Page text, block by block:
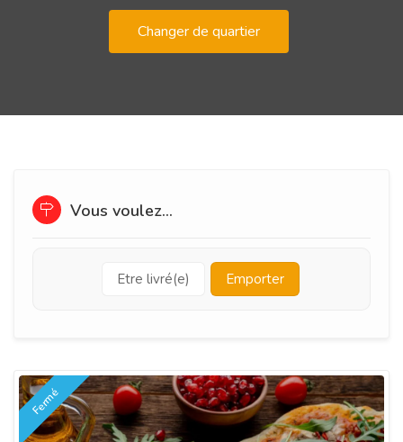
Changer de quartier
Vous voulez...
Etre livré(e) Emporter
Fermé